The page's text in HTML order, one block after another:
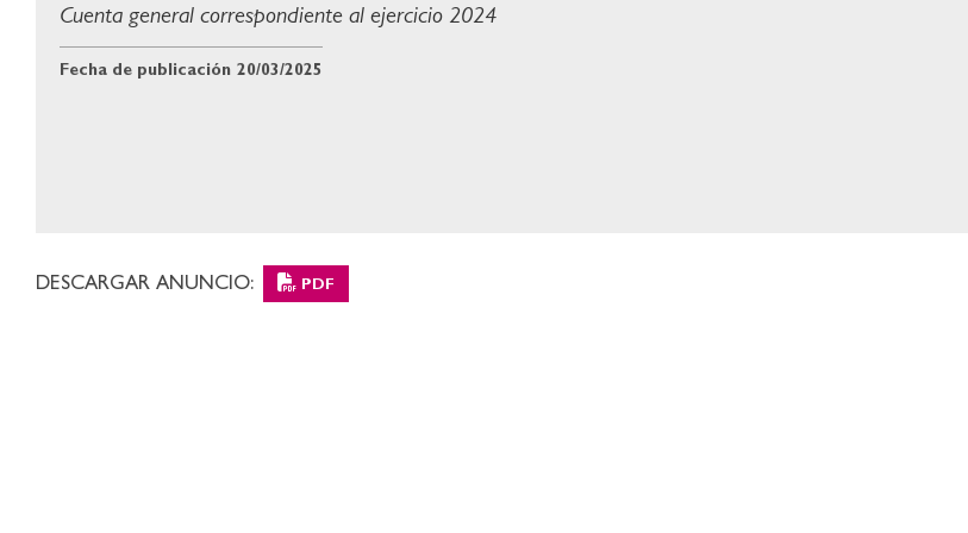
Cuenta general correspondiente al ejercicio 2024
Fecha de publicación 20/03/2025
DESCARGAR ANUNCIO: PDF